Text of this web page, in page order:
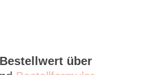
Bestellwert über